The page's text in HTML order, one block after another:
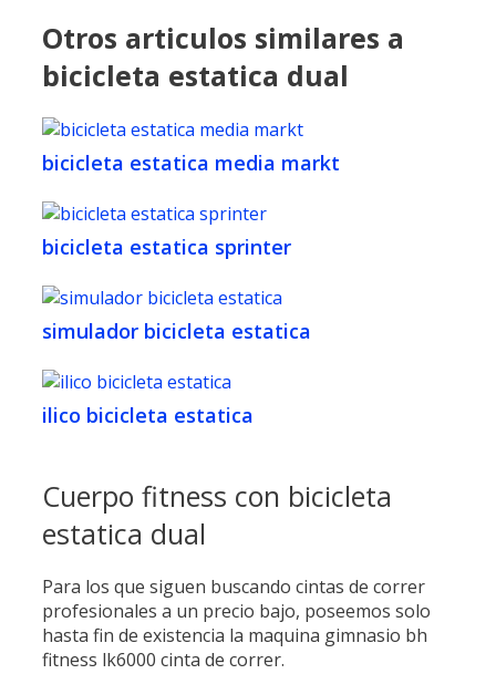
Otros articulos similares a
bicicleta estatica dual
bicicleta estatica media markt
bicicleta estatica sprinter
simulador bicicleta estatica
ilico bicicleta estatica
Cuerpo fitness con bicicleta
estatica dual
Para los que siguen buscando cintas de correr
profesionales a un precio bajo, poseemos solo
hasta fin de existencia la maquina gimnasio bh
fitness lk6000 cinta de correr.